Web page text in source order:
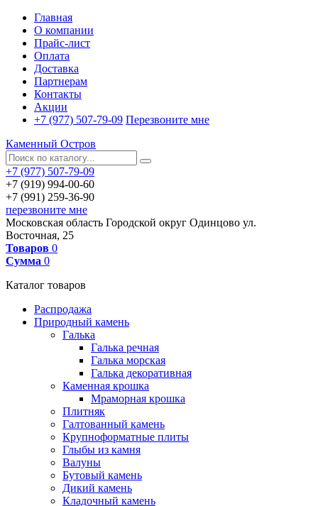
Главная
О компании
Прайс-лист
Оплата
Доставка
Партнерам
Контакты
Акции
+7 (977) 507-79-09 Перезвоните мне
Каменный Остров
+7 (977) 507-79-09
+7 (919) 994-00-60
+7 (991) 259-36-90
перезвоните мне
Московская область Городской округ Одинцово ул.
Восточная, 25
Товаров 0
Сумма 0
Каталог товаров
Распродажа
Природный камень
Галька
Галька речная
Галька морская
Галька декоративная
Каменная крошка
Мраморная крошка
Плитняк
Галтованный камень
Крупноформатные плиты
Глыбы из камня
Валуны
Бутовый камень
Дикий камень
Кладочный камень